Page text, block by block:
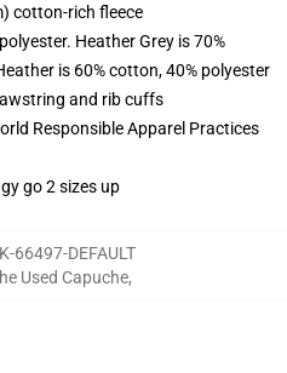
cotton-rich fleece
Heather Grey is 70%
is 60% cotton, 40% polyester
and rib cuffs
Responsible Apparel Practices
go 2 sizes up
66497-DEFAULT
Used Capuche,